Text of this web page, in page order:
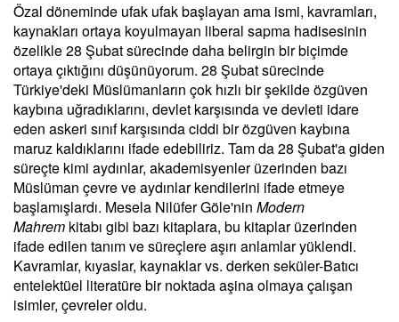
Özal döneminde ufak ufak başlayan ama ismi, kavramları,
kaynakları ortaya koyulmayan liberal sapma hadisesinin
özelikle 28 Şubat sürecinde daha belirgin bir biçimde
ortaya çıktığını düşünüyorum. 28 Şubat sürecinde
Türkiye'deki Müslümanların çok hızlı bir şekilde özgüven
kaybına uğradıklarını, devlet karşısında ve devleti idare
eden askeri sınıf karşısında ciddi bir özgüven kaybına
maruz kaldıklarını ifade edebiliriz. Tam da 28 Şubat'a giden
süreçte kimi aydınlar, akademisyenler üzerinden bazı
Müslüman çevre ve aydınlar kendilerini ifade etmeye
başlamışlardı. Mesela Nilüfer Göle'nin Modern
Mahrem kitabı gibi bazı kitaplara, bu kitaplar üzerinden
ifade edilen tanım ve süreçlere aşırı anlamlar yüklendi.
Kavramlar, kıyaslar, kaynaklar vs. derken seküler-Batıcı
entelektüel literatüre bir noktada aşina olmaya çalışan
isimler, çevreler oldu.